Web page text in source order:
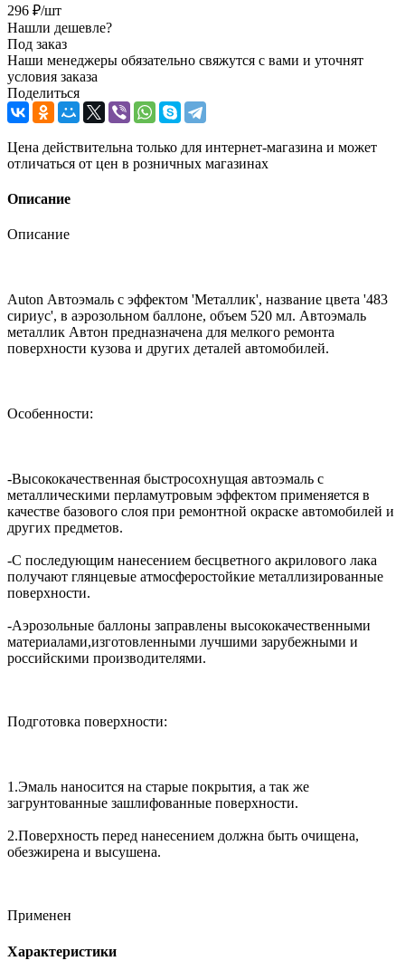
296 ₽/шт
Нашли дешевле?
Под заказ
Наши менеджеры обязательно свяжутся с вами и уточнят
условия заказа
Поделиться
Цена действительна только для интернет-магазина и может
отличаться от цен в розничных магазинах
Описание
Описание
Auton Автоэмаль с эффектом 'Металлик', название цвета '483
сириус', в аэрозольном баллоне, объем 520 мл. Автоэмаль
металлик Автон предназначена для мелкого ремонта
поверхности кузова и других деталей автомобилей.
Особенности:
-Высококачественная быстросохнущая автоэмаль с
металлическими перламутровым эффектом применяется в
качестве базового слоя при ремонтной окраске автомобилей и
других предметов.
-С последующим нанесением бесцветного акрилового лака
получают глянцевые атмосферостойкие металлизированные
поверхности.
-Аэрозольные баллоны заправлены высококачественными
материалами,изготовленными лучшими зарубежными и
российскими производителями.
Подготовка поверхности:
1.Эмаль наносится на старые покрытия, а так же
загрунтованные зашлифованные поверхности.
2.Поверхность перед нанесением должна быть очищена,
обезжирена и высушена.
Применен
Характеристики